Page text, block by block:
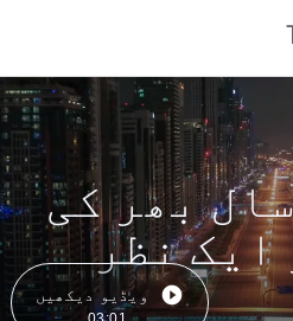
سال بھر کی
ایک نظر
ویڈیو دیکھیں